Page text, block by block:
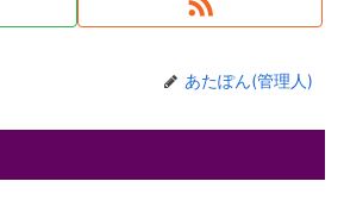
あたぽん(管理人)